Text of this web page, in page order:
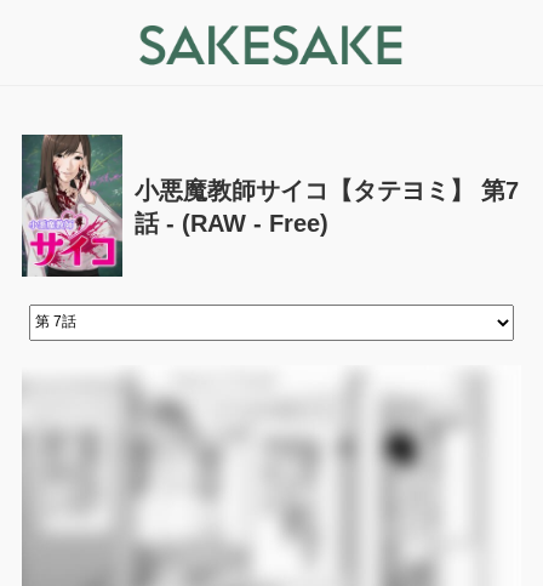
小悪魔教師サイコ【タテヨミ】 第7
話 - (RAW - Free)